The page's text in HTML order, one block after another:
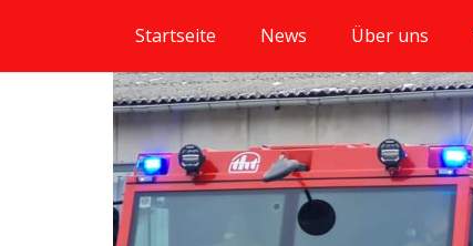
Startseite News Über uns